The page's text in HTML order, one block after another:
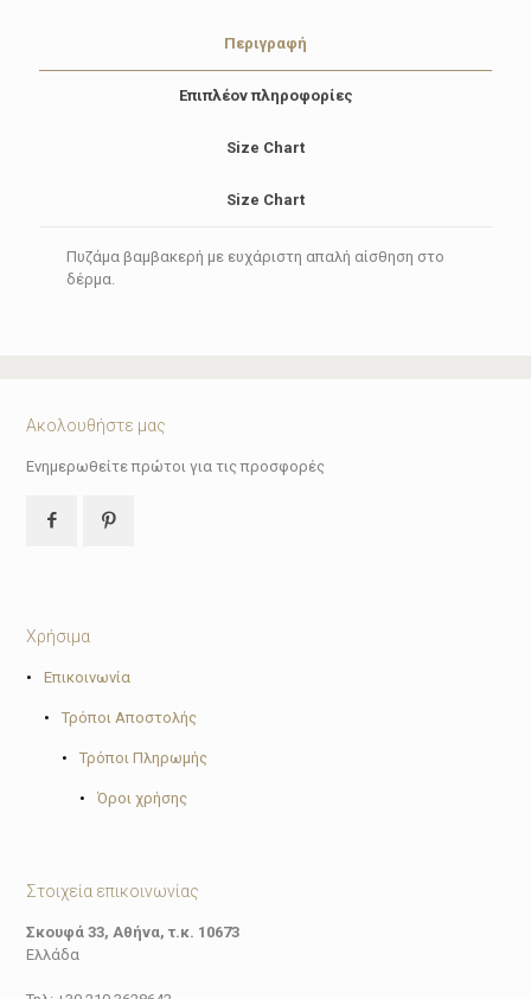
Περιγραφή
Επιπλέον πληροφορίες
Size Chart
Size Chart
Πυζάμα βαμβακερή με ευχάριστη απαλή αίσθηση στο
δέρμα.
Ακολουθήστε μας
Ενημερωθείτε πρώτοι για τις προσφορές
Χρήσιμα
• Επικοινωνία
• Τρόποι Αποστολής
• Τρόποι Πληρωμής
• Όροι χρήσης
Στοιχεία επικοινωνίας
Σκουφά 33, Αθήνα, τ.κ. 10673
Ελλάδα